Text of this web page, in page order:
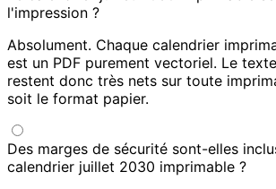
l'impression ?
Absolument. Chaque calendrier
est un PDF purement vectoriel. Le
restent donc très nets sur toute
soit le format papier.
Des marges de sécurité sont-elles
calendrier juillet 2030 imprimable ?